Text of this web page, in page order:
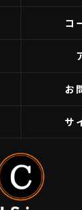
コ
お
サ